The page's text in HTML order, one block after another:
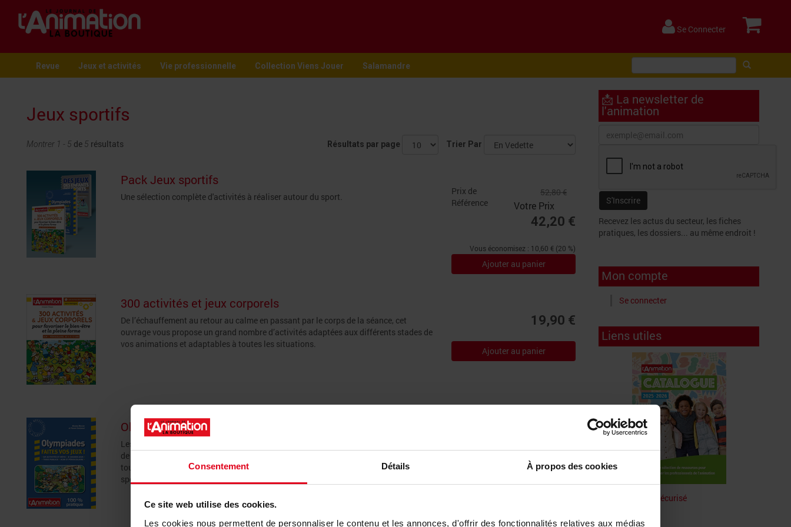
Consentement Détails À propos des cookies
Ce site web utilise des cookies.
Les cookies nous permettent de personnaliser le contenu et les annonces, d'offrir des fonctionnalités relatives aux médias
Se Connecter
Revue Jeux et activités Vie professionnelle Collection Viens Jouer Salamandre
Jeux sportifs
Montrer 1 - 5 de 5 résultats Résultats par page Trier Par
Pack Jeux sportifs
Une sélection complète d'activités à réaliser autour du sport.
Prix de
Référence
52,80 €
Votre Prix
42,20 €
Vous économisez : 10,60 € (20 %)
Ajouter au panier
300 activités et jeux corporels
De l’échauffement au retour au calme en passant par le corps de la séance, cet
ouvrage vous propose un grand nombre d’activités adaptées aux différents stades de
vos animations et adaptables à toutes les situations.
19,90 €
Ajouter au panier
Olympiades, faites vos jeux !
Les olympiades sont un classique en accueil collectif de mineurs et lors des séjours
de vacances, une grande animation capable de susciter l’intérêt et l’enthousiasme de
tous les jeunes pour peu qu’on ne se limite pas à une succession d’épreuves
sportives.
Ajouter au panier
📩 La newsletter de
l'animation
Recevez les actus du secteur, les fiches
pratiques, les dossiers... au même endroit !
Mon compte
Se connecter
Liens utiles
Paiement sécurisé
Faq